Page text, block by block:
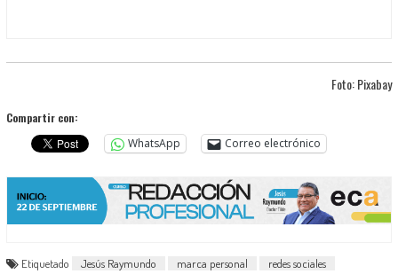
Foto: Pixabay
Compartir con:
WhatsApp
Correo electrónico
Etiquetado Jesús Raymundo marca personal redes sociales